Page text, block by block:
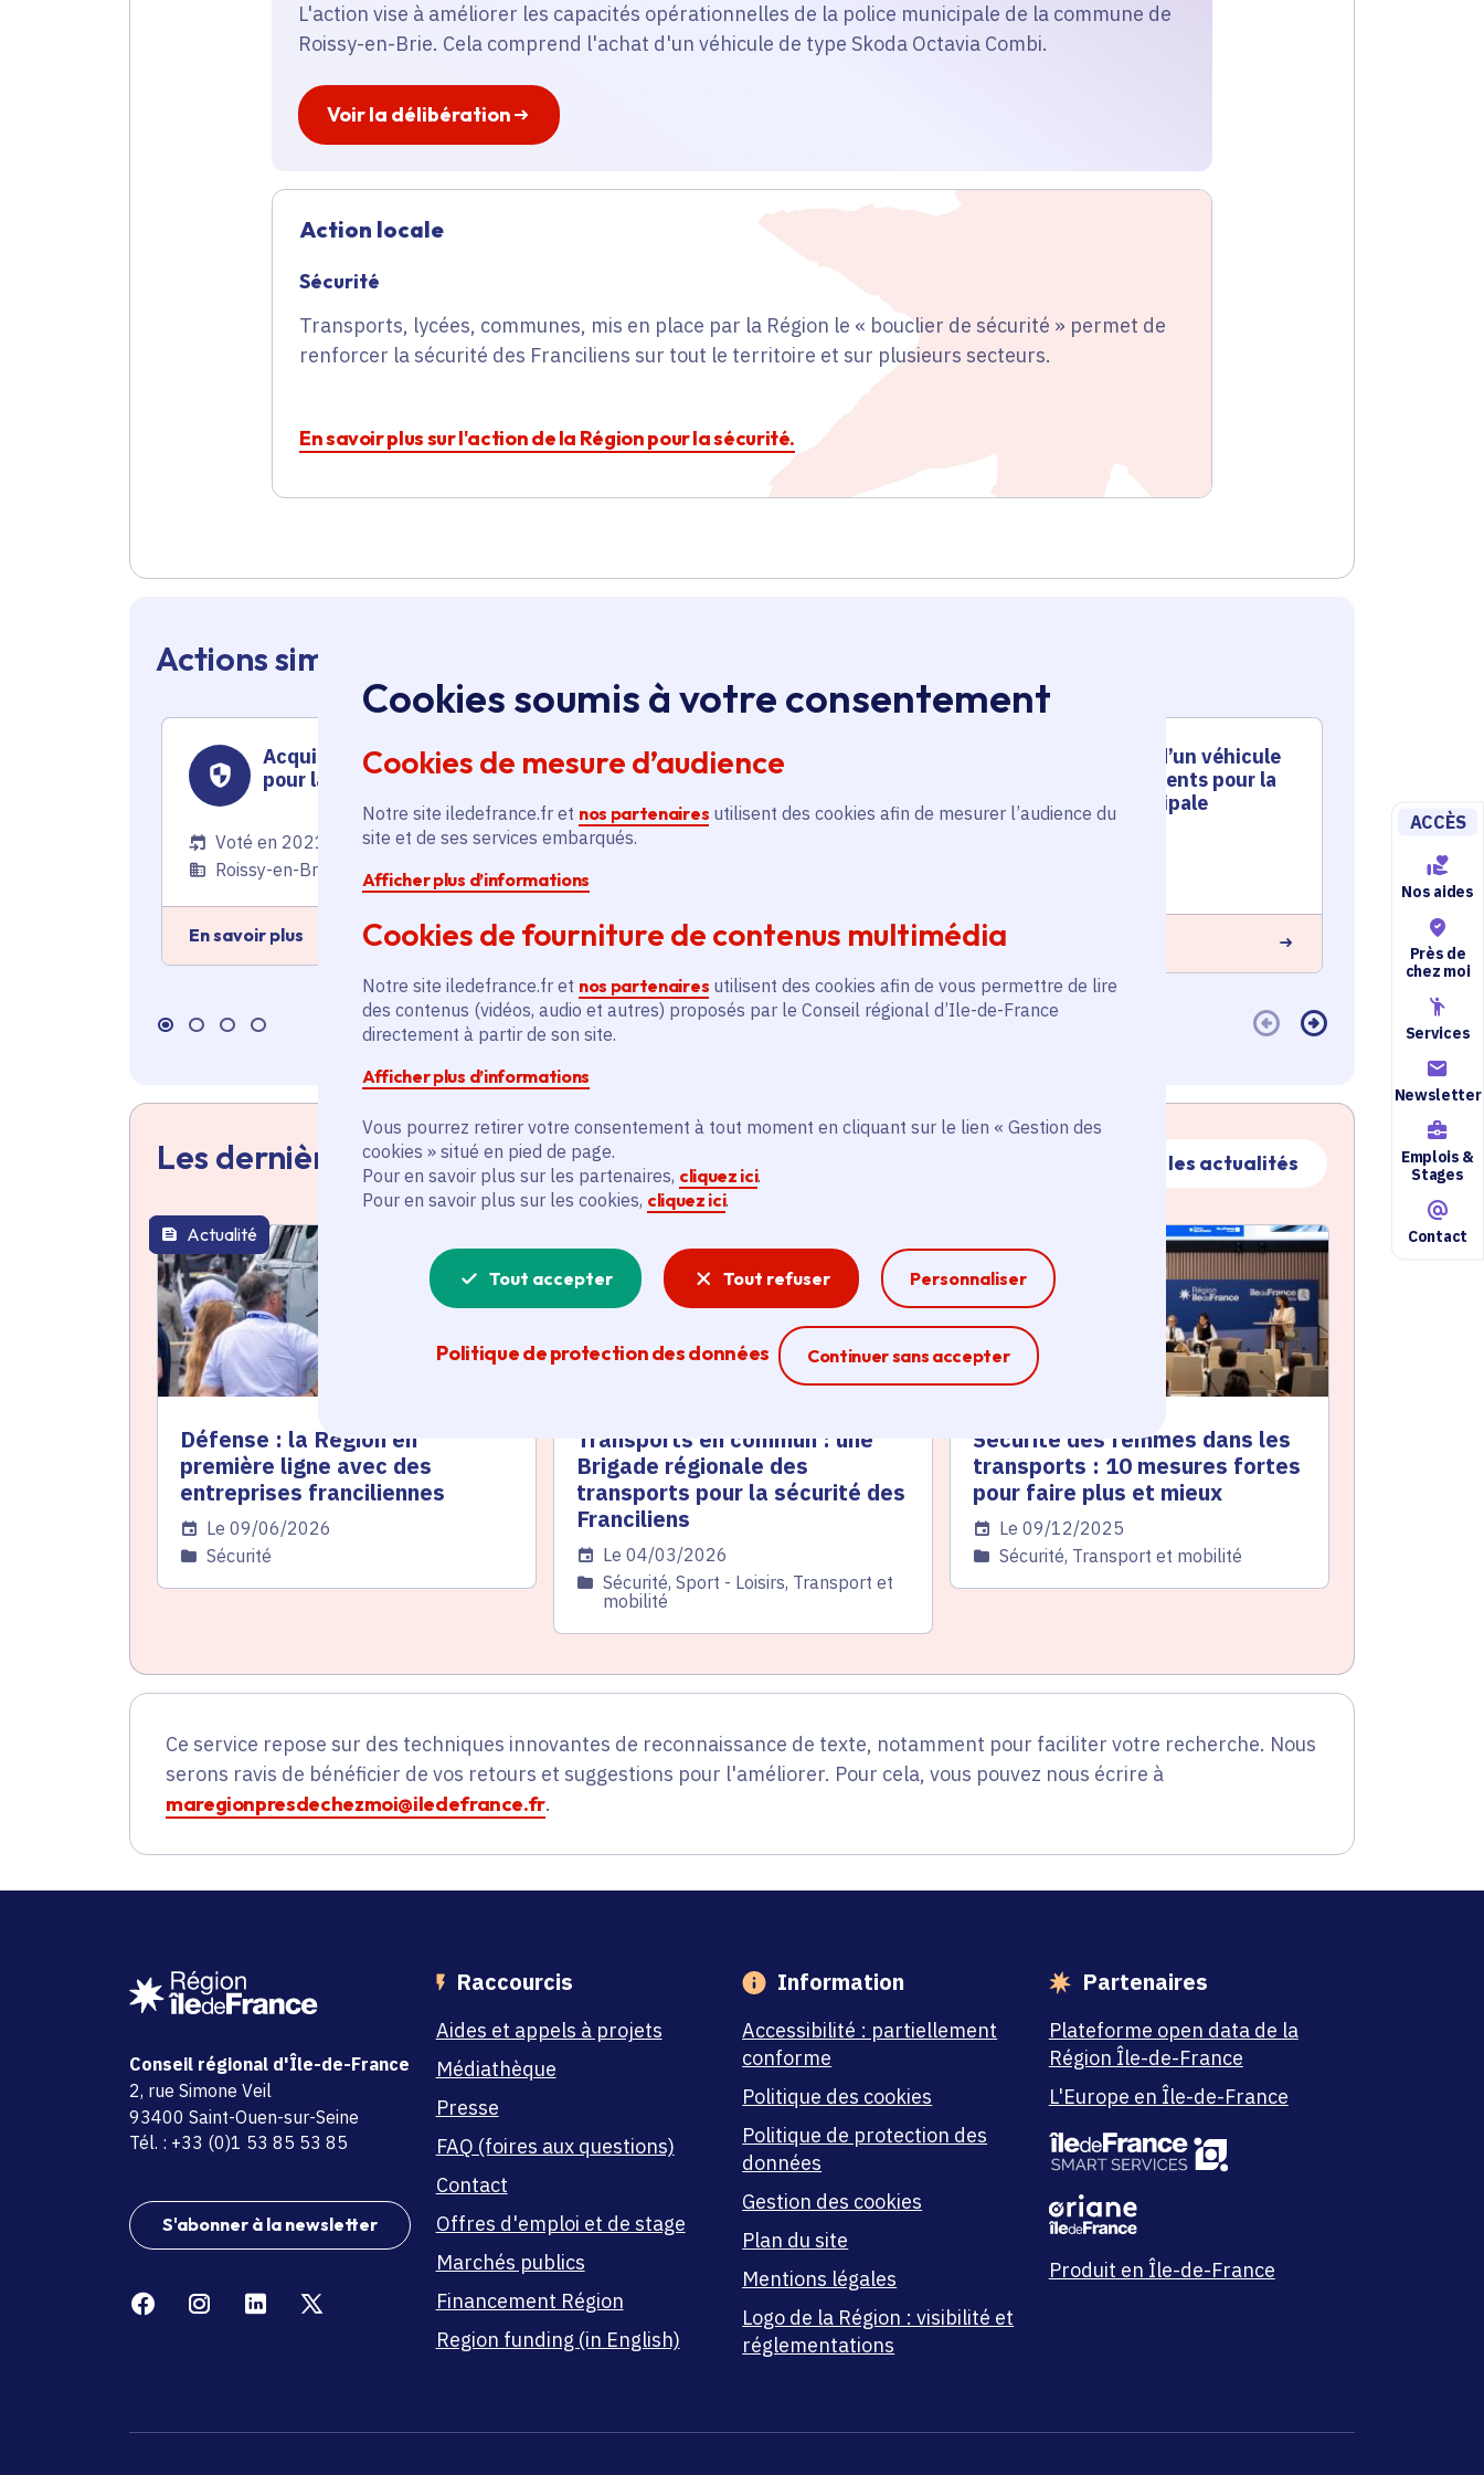
Cookies soumis à votre consentement
Cookies de mesure d’audience
Notre site iledefrance.fr et nos partenaires utilisent des cookies afin de mesurer l’audience du
site et de ses services embarqués.
Afficher plus d’informations
Cookies de fourniture de contenus multimédia
Notre site iledefrance.fr et nos partenaires utilisent des cookies afin de vous permettre de lire
des contenus (vidéos, audio et autres) proposés par le Conseil régional d’Ile-de-France
directement à partir de son site.
Afficher plus d’informations
Vous pourrez retirer votre consentement à tout moment en cliquant sur le lien « Gestion des
cookies » situé en pied de page.
Pour en savoir plus sur les partenaires, cliquez ici.
Pour en savoir plus sur les cookies, cliquez ici.
Tout accepter Tout refuser Personnaliser
Politique de protection des données Continuer sans accepter
Ferme la modale
ACCÈS
Nos aides
Près de
chez moi
Services
Newsletter
Emplois &
Stages
Contact
L'action vise à améliorer les capacités opérationnelles de la police municipale de la commune de
Roissy-en-Brie. Cela comprend l'achat d'un véhicule de type Skoda Octavia Combi.
Voir la délibération
Action locale
Sécurité
Transports, lycées, communes, mis en place par la Région le « bouclier de sécurité » permet de
renforcer la sécurité des Franciliens sur tout le territoire et sur plusieurs secteurs.
En savoir plus sur l'action de la Région pour la sécurité.
Actions similaires en Île-de-France
Acquisition d’un véhicule
pour la police municipale
Voté en 2021
Roissy-en-Brie (77)
En savoir plus
Acquisition d’un véhicule
pour la police municipale
Voté en 2020
En savoir plus
Acquisition d’un véhicule
et d’équipements pour la
police municipale
En savoir plus En savoir plus
Les dernières actualités Toutes les actualités
thématique active
Actualité
Défense : la Région en
première ligne avec des
entreprises franciliennes
Date de l'arrêté
Le 09/06/2026
Catégorie
Sécurité
Transports en commun : une
Brigade régionale des
transports pour la sécurité des
Franciliens
Date de l'arrêté
Le 04/03/2026
Catégorie
Sécurité, Sport - Loisirs, Transport et
mobilité
Sécurité des femmes dans les
transports : 10 mesures fortes
pour faire plus et mieux
Date de l'arrêté
Le 09/12/2025
Catégorie
Sécurité, Transport et mobilité
Ce service repose sur des techniques innovantes de reconnaissance de texte, notamment pour faciliter votre recherche. Nous
serons ravis de bénéficier de vos retours et suggestions pour l'améliorer. Pour cela, vous pouvez nous écrire à
maregionpresdechezmoi@iledefrance.fr.
Conseil régional d'Île-de-France
adresse
2, rue Simone Veil
code postal et commune
93400 Saint-Ouen-sur-Seine
Tél. : +33 (0)1 53 85 53 85
S'abonner à la newsletter
FacebookInstagramLinkedin
Raccourcis
Aides et appels à projets
Médiathèque
Presse
FAQ (foires aux questions)
Contact
Offres d'emploi et de stage
Marchés publics
Financement Région
Region funding (in English)
Information
Accessibilité : partiellement
conforme
Politique des cookies
Politique de protection des
données
Gestion des cookies
Plan du site
Mentions légales
Logo de la Région : visibilité et
réglementations
Partenaires
Plateforme open data de la
Région Île-de-France
L'Europe en Île-de-France
Produit en Île-de-France